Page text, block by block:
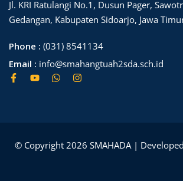
Jl. KRI Ratulangi No.1, Dusun Pager,
Gedangan, Kabupaten Sidoarjo, Jawa
Phone : (031) 8541134
Email : info@smahangtuah2sda.sch.id
© Copyright 2026 SMAHADA |